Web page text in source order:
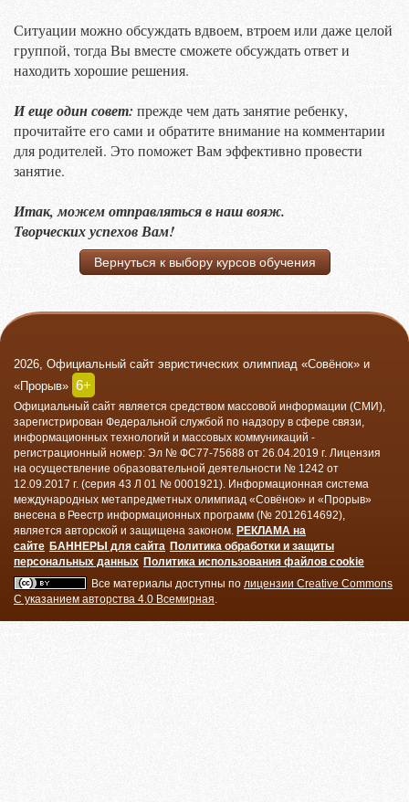
Ситуации можно обсуждать вдвоем, втроем или даже целой
группой, тогда Вы вместе сможете обсуждать ответ и
находить хорошие решения.
И еще один совет:прежде чем дать занятие ребенку,
прочитайте его сами и обратите внимание на комментарии
для родителей. Это поможет Вам эффективно провести
занятие.
Итак, можем отправляться в наш вояж.
Творческих успехов Вам!
Вернуться к выбору курсов обучения
2026, Официальный сайт эвристических олимпиад «Совёнок» и
«Прорыв» 6+
Официальный сайт является средством массовой информации (СМИ),
зарегистрирован Федеральной службой по надзору в сфере связи,
информационных технологий и массовых коммуникаций -
регистрационный номер: Эл № ФС77-75688 от 26.04.2019 г. Лицензия
на осуществление образовательной деятельности № 1242 от
12.09.2017 г. (серия 43 Л 01 № 0001921). Информационная система
международных метапредметных олимпиад «Совёнок» и «Прорыв»
внесена в Реестр информационных программ (№ 2012614692),
является авторской и защищена законом. РЕКЛАМА на
сайте БАННЕРЫ для сайта Политика обработки и защиты
персональных данных Политика использования файлов cookie
Все материалы доступны по лицензии Creative Commons
С указанием авторства 4.0 Всемирная.